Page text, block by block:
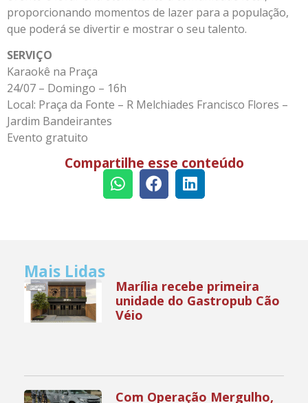
proporcionando momentos de lazer para a população,
que poderá se divertir e mostrar o seu talento.
SERVIÇO
Karaokê na Praça
24/07 – Domingo – 16h
Local: Praça da Fonte – R Melchiades Francisco Flores –
Jardim Bandeirantes
Evento gratuito
Compartilhe esse conteúdo
Mais Lidas
Marília recebe primeira
unidade do Gastropub Cão
Véio
Com Operação Mergulho,